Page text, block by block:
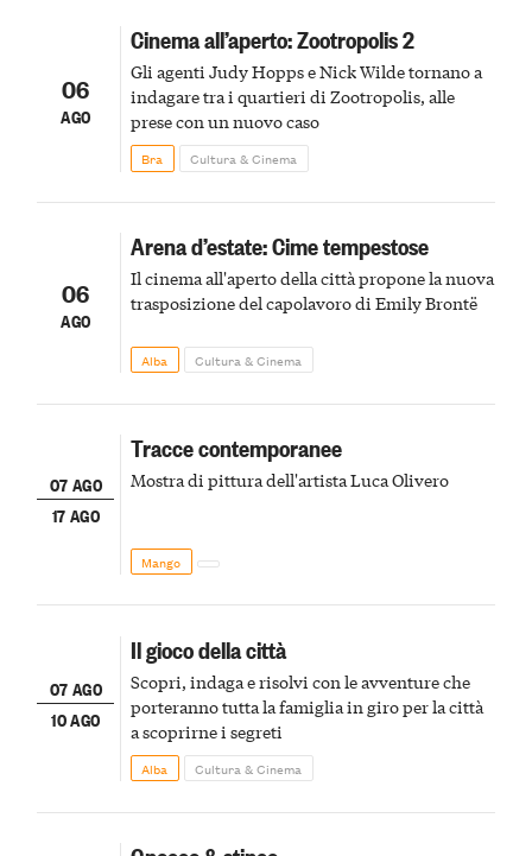
06
AGO
Cinema all’aperto: Zootropolis 2
Gli agenti Judy Hopps e Nick Wilde tornano a
indagare tra i quartieri di Zootropolis, alle
prese con un nuovo caso
Bra Cultura & Cinema
06
AGO
Arena d’estate: Cime tempestose
Il cinema all'aperto della città propone la nuova
trasposizione del capolavoro di Emily Brontë
Alba Cultura & Cinema
07 AGO
17 AGO
Tracce contemporanee
Mostra di pittura dell'artista Luca Olivero
Mango
07 AGO
10 AGO
Il gioco della città
Scopri, indaga e risolvi con le avventure che
porteranno tutta la famiglia in giro per la città
a scoprirne i segreti
Alba Cultura & Cinema